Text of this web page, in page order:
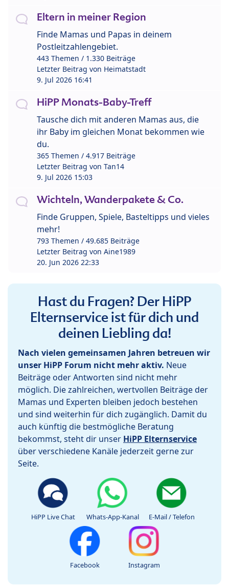
Eltern in meiner Region
Finde Mamas und Papas in deinem
Postleitzahlengebiet.
443 Themen / 1.330 Beiträge
Letzter Beitrag von Heimatstadt
9. Jul 2026 16:41
HiPP Monats-Baby-Treff
Tausche dich mit anderen Mamas aus, die
ihr Baby im gleichen Monat bekommen wie
du.
365 Themen / 4.917 Beiträge
Letzter Beitrag von Tan14
9. Jul 2026 15:03
Wichteln, Wanderpakete & Co.
Finde Gruppen, Spiele, Basteltipps und vieles
mehr!
793 Themen / 49.685 Beiträge
Letzter Beitrag von Aine1989
20. Jun 2026 22:33
Hast du Fragen? Der HiPP
Elternservice ist für dich und
deinen Liebling da!
Nach vielen gemeinsamen Jahren betreuen wir
unser HiPP Forum nicht mehr aktiv. Neue
Beiträge oder Antworten sind nicht mehr
möglich. Die zahlreichen, wertvollen Beiträge der
Mamas und Experten bleiben jedoch bestehen
und sind weiterhin für dich zugänglich. Damit du
auch künftig die bestmögliche Beratung
bekommst, steht dir unser HiPP Elternservice
über verschiedene Kanäle jederzeit gerne zur
Seite.
HiPP Live Chat Whats-App-Kanal E-Mail / Telefon
Facebook Instagram